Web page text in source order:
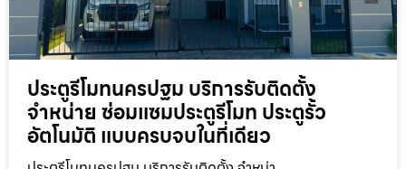
ประตูรีโมทนครปฐม บริการรับติดตั้ง
จำหน่าย ซ่อมแซมประตูรีโมท ประตูรั้ว
อัตโนมัติ แบบครบจบในที่เดียว